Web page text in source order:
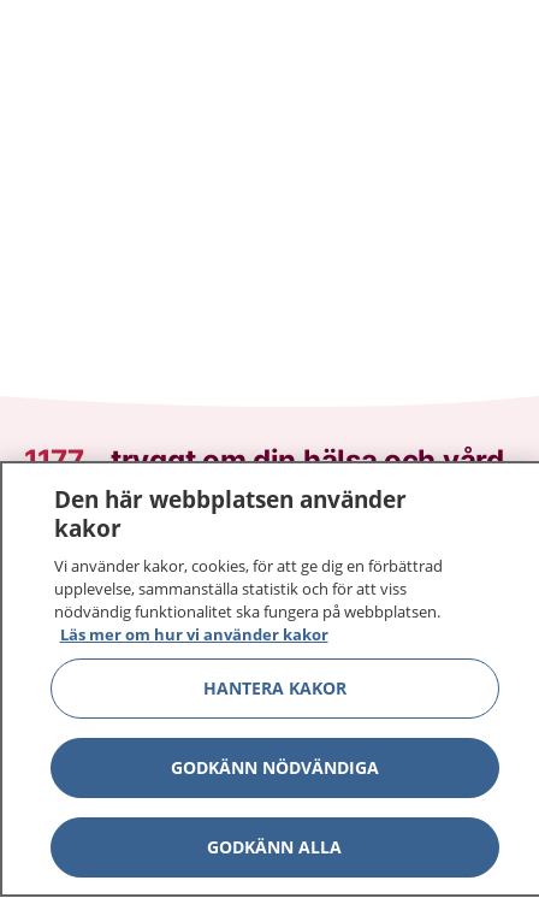
1177–tryggt om din hälsa och vård
På 1177.se får du råd om hälsa och information om
Logga in för att läsa din journal och göra dina
vårdärenden. Ring telefonnummer 1177 för
sjukvårdsrådgivning dygnet runt.
1177 ger dig råd när du vill må bättre.
1177 på flera språk Visa
Visa
Den här webbplatsen använder
kakor
Vi använder kakor, cookies, för att ge dig en förbättrad
upplevelse, sammanställa statistik och för att viss
nödvändig funktionalitet ska fungera på webbplatsen.
Läs mer om hur vi använder kakor
HANTERA KAKOR
GODKÄNN NÖDVÄNDIGA
GODKÄNN ALLA